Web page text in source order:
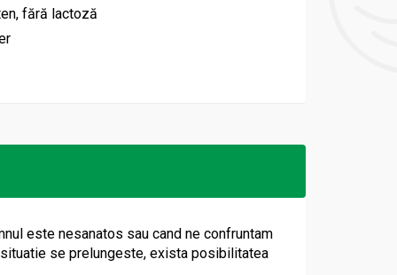
fără lactoză
este nesanatos sau cand ne confruntam
situatie se prelungeste, exista posibilitatea